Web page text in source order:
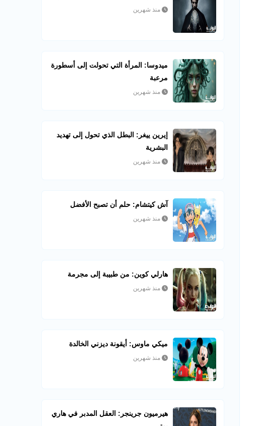
منذ شهرين
ميدوسا: المرأة التي تحولت إلى أسطورة
مرعبة
منذ شهرين
إيرين ييغر: البطل الذي تحول إلى تهديد
البشرية
منذ شهرين
آش كيتشام: حلم أن تصبح الأفضل
منذ شهرين
هارلي كوين: من طبيبة إلى مجرمة
منذ شهرين
ميكي ماوس: أيقونة ديزني الخالدة
منذ شهرين
هيرميون جرينجر: العقل المدبر في هاري